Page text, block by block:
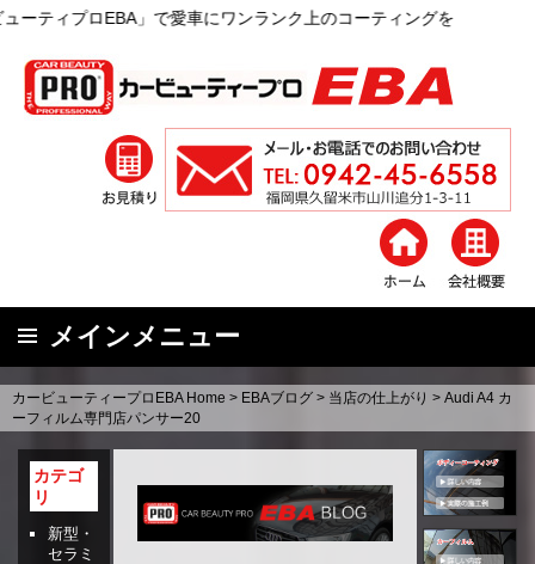
」で愛車にワンランク上のコーティングを
メインメニュー
コ
ン
カービューティープロEBA Home > EBAブログ > 当店の仕上がり > Audi A4 カ
ーフィルム専門店パンサー20
カテゴ
リ
新型・
セラミ